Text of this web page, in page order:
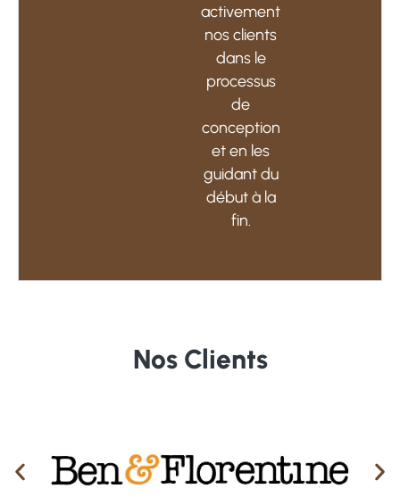
activement
nos clients
dans le
processus
de
conception
et en les
guidant du
début à la
fin.
Nos Clients